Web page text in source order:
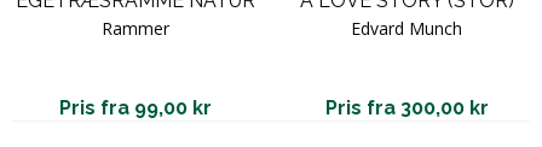
Rammer
Pris fra 99,00 kr
Edvard Munch
Pris fra 300,00 kr